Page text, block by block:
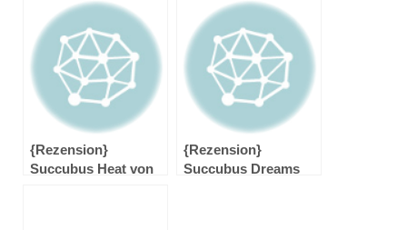
{Rezension}
Succubus Heat von
{Rezension}
Succubus Dreams